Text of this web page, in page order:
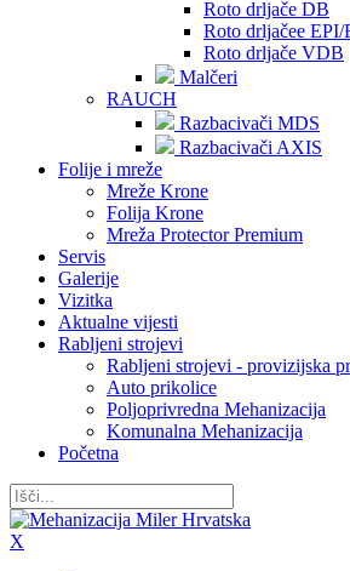
Roto drljače DB
Roto drljačee EPI/
Roto drljače VDB
Malčeri
RAUCH
Razbacivači MDS
Razbacivači AXIS
Folije i mreže
Mreže Krone
Folija Krone
Mreža Protector Premium
Servis
Galerije
Vizitka
Aktualne vijesti
Rabljeni strojevi
Rabljeni strojevi - provizijska
Auto prikolice
Poljoprivredna Mehanizacija
Komunalna Mehanizacija
Početna
X